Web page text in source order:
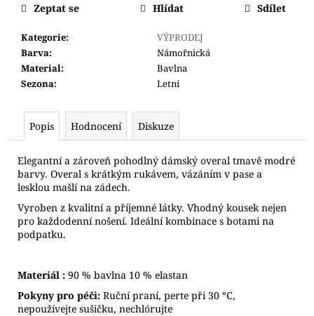
Kategorie:
VÝPRODEJ
Barva:
Námořnická
Material:
Bavlna
Sezona: Letní
Zeptat se Hlídat Sdílet
Popis Hodnocení Diskuze
Elegantní a zároveň pohodlný dámský overal tmavě modré
barvy. Overal s krátkým rukávem, vázáním v pase a
lesklou mašlí na zádech.
Vyroben z kvalitní a příjemné látky. Vhodný kousek nejen
pro každodenní nošení. Ideální kombinace s botami na
podpatku.
Materiál : 90 % bavlna 10 % elastan
Pokyny pro péči: Ruční praní, perte při 30 °C,
nepoužívejte sušičku, nechlórujte